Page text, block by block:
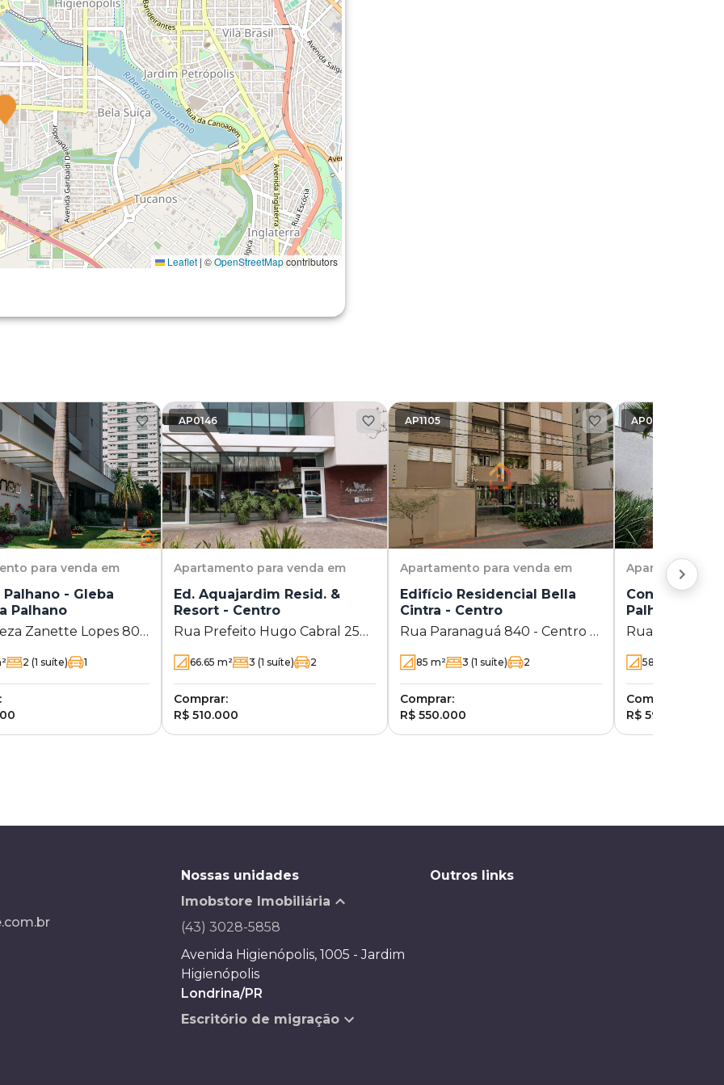
Leaflet | ©OpenStreetMapcontributors
para venda em
Palhano - Gleba
Palhano
Zanette Lopes 80 -
- PR
2 (1 suíte) 1
AP0146
Apartamento para venda em
Ed. Aquajardim Resid. &
Resort - Centro
Rua Prefeito Hugo Cabral 250
66.65 m² 3 (1 suíte) 2
Comprar:
R$ 510.000
AP1105
Apartamento para venda em
Edifício Residencial Bella
Cintra - Centro
Rua Paranaguá 840 - Centro -
85 m² 3 (1 suíte) 2
Comprar:
R$ 550.000
AP0656
Apartamento
Concept
Palhano
Rua João
58
Comprar:
R$ 595.000
Nossas unidades
Imobstore Imobiliária
(43) 3028-5858
Avenida Higienópolis, 1005 - Jardim
Higienópolis
Londrina/PR
Escritório de migração
Outros links